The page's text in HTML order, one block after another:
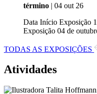
término | 04 out 26
Data Início Exposição
Exposição 04 de
TODAS AS EXPOSIÇÕES
Atividades